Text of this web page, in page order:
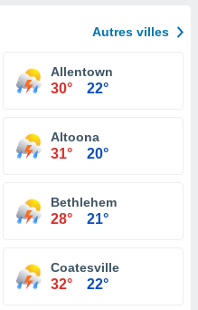
Autres villes
Allentown
30° 22°
Altoona
31° 20°
Bethlehem
28° 21°
Coatesville
32° 22°